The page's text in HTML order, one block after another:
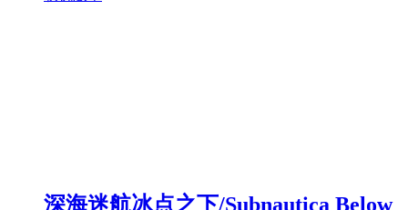
深海迷航冰点之下/Subnautica Below